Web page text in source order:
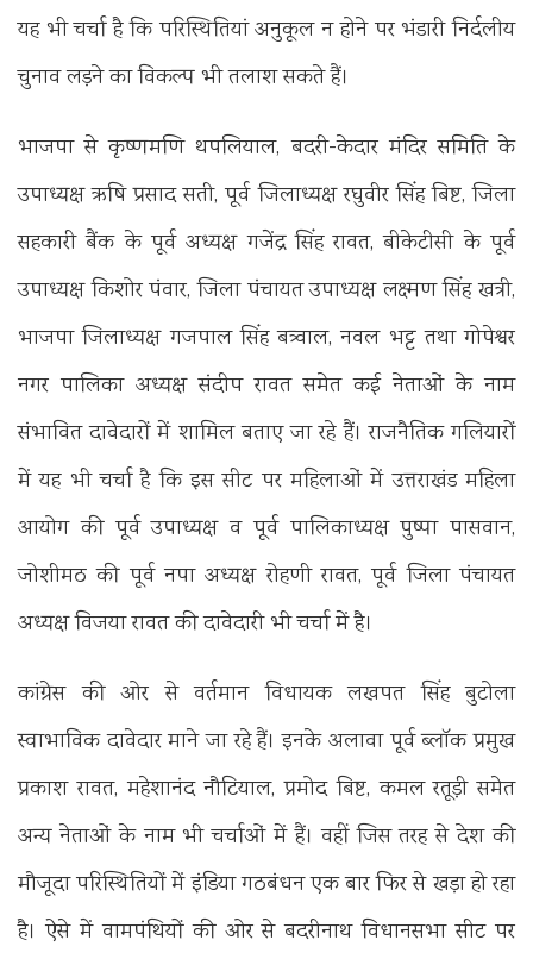
यह भी चर्चा है कि परिस्थितियां अनुकूल न होने पर भंडारी निर्दलीय
चुनाव लड़ने का विकल्प भी तलाश सकते हैं।
भाजपा से कृष्णमणि थपलियाल, बदरी-केदार मंदिर समिति के
उपाध्यक्ष ऋषि प्रसाद सती, पूर्व जिलाध्यक्ष रघुवीर सिंह बिष्ट, जिला
सहकारी बैंक के पूर्व अध्यक्ष गजेंद्र सिंह रावत, बीकेटीसी के पूर्व
उपाध्यक्ष किशोर पंवार, जिला पंचायत उपाध्यक्ष लक्ष्मण सिंह खत्री,
भाजपा जिलाध्यक्ष गजपाल सिंह बत्र्वाल, नवल भट्ट तथा गोपेश्वर
नगर पालिका अध्यक्ष संदीप रावत समेत कई नेताओं के नाम
संभावित दावेदारों में शामिल बताए जा रहे हैं। राजनैतिक गलियारों
में यह भी चर्चा है कि इस सीट पर महिलाओं में उत्तराखंड महिला
आयोग की पूर्व उपाध्यक्ष व पूर्व पालिकाध्यक्ष पुष्पा पासवान,
जोशीमठ की पूर्व नपा अध्यक्ष रोहणी रावत, पूर्व जिला पंचायत
अध्यक्ष विजया रावत की दावेदारी भी चर्चा में है।
कांग्रेस की ओर से वर्तमान विधायक लखपत सिंह बुटोला
स्वाभाविक दावेदार माने जा रहे हैं। इनके अलावा पूर्व ब्लॉक प्रमुख
प्रकाश रावत, महेशानंद नौटियाल, प्रमोद बिष्ट, कमल रतूड़ी समेत
अन्य नेताओं के नाम भी चर्चाओं में हैं। वहीं जिस तरह से देश की
मौजूदा परिस्थितियों में इंडिया गठबंधन एक बार फिर से खड़ा हो रहा
है। ऐसे में वामपंथियों की ओर से बदरीनाथ विधानसभा सीट पर